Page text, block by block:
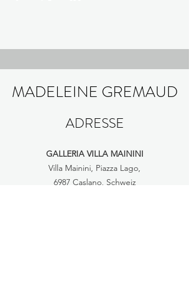
MADELEINE GREMAUD
ADRESSE
GALLERIA VILLA MAININI
Villa Mainini, Piazza Lago,
6987 Caslano, Schweiz